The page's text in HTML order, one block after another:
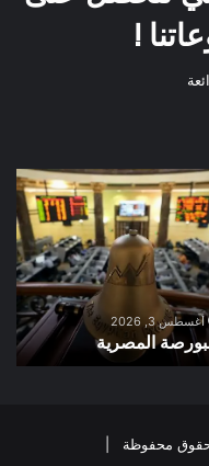
!
أغسطس 3, 2026
المصرية